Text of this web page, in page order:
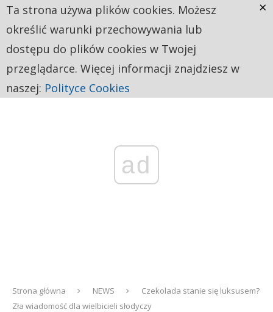
ad
Strona główna NEWS
Czekolada stanie się luksusem?
Zła wiadomość dla wielbicieli słodyczy
Ta strona używa plików cookies. Możesz
określić warunki przechowywania lub
dostępu do plików cookies w Twojej
przeglądarce. Więcej informacji znajdziesz w
naszej: Polityce Cookies
×